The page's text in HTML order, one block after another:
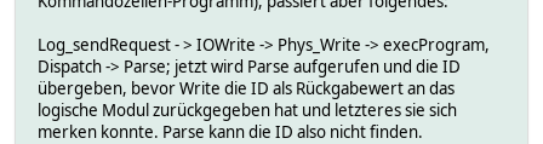
$some_table{id} = $hash->{NAME} # Remember who asked.
Log_sendRequest - > IOWrite -> Phys_Write -> execProgram,
Dispatch -> Parse; jetzt wird Parse aufgerufen und die ID
übergeben, bevor Write die ID als Rückgabewert an das
logische Modul zurückgegeben hat und letzteres sie sich
merken konnte. Parse kann die ID also nicht finden.